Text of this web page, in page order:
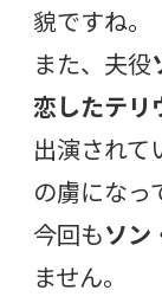
貌ですね。
また、夫役
恋したテリ
出演されて
の虜になっ
今回もソン
ません。